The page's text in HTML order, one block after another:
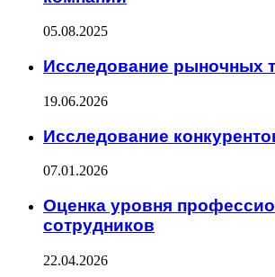
05.08.2025
Исследование рыночных
19.06.2026
Исследование
07.01.2026
Оценка уровня
сотрудников
22.04.2026